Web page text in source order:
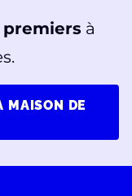
premiers à
MAISON DE